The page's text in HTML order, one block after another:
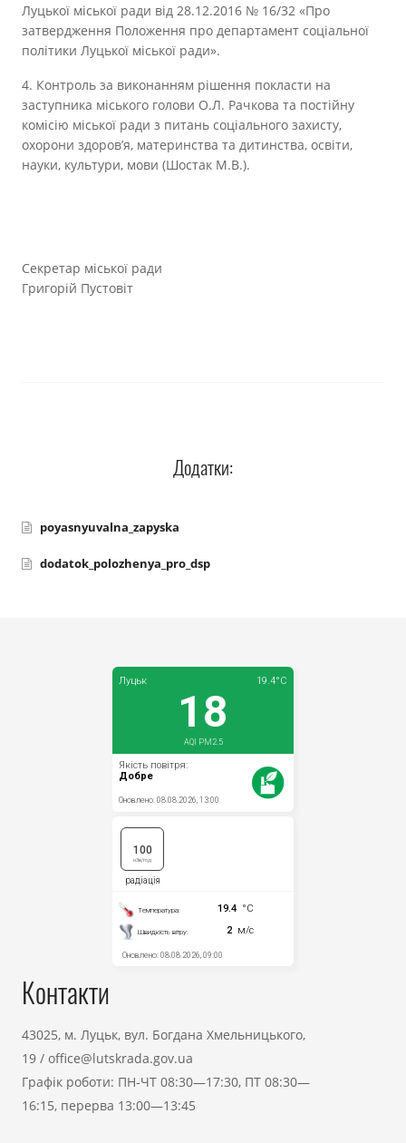
Луцької міської ради від 28.12.2016 № 16/32 «Про
затвердження Положення про департамент соціальної
політики Луцької міської ради».
4. Контроль за виконанням рішення покласти на
заступника міського голови О.Л. Рачкова та постійну
комісію міської ради з питань соціального захисту,
охорони здоров’я, материнства та дитинства, освіти,
науки, культури, мови (Шостак М.В.).
Секретар міської ради
Григорій Пустовіт
Додатки:
poyasnyuvalna_zapyska
dodatok_polozhenya_pro_dsp
Контакти
43025, м. Луцьк, вул. Богдана Хмельницького,
19 / office@lutskrada.gov.ua
Графік роботи: ПН-ЧТ 08:30—17:30, ПТ 08:30—
16:15, перерва 13:00—13:45